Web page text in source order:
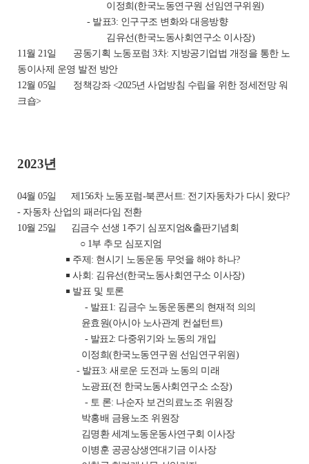
이정희(한국노동연구원 선임연구위원)
- 발표3: 인구구조 변화와 대응방향
김유선(한국노동사회연구소 이사장)
11월 21일 공동기획 노동포럼 3차: 지방공기업법 개정을 통한 노
동이사제 운영 발전 방안
12월 05일 정책강좌 <2025년 사업방침 수립을 위한 정세전망 워
크숍>
2023년
04월 05일 제156차 노동포럼-북콘서트: 전기자동차가 다시 왔다?
- 자동차 산업의 패러다임 전환
10월 25일 김금수 선생 1주기 심포지엄&출판기념회
○ 1부 추모 심포지엄
￭ 주제: 현시기 노동운동 무엇을 해야 하나?
￭ 사회: 김유선(한국노동사회연구소 이사장)
￭ 발표 및 토론
- 발표1: 김금수 노동운동론의 현재적 의의
윤효원(아시아 노사관계 컨설턴트)
- 발표2: 다중위기와 노동의 개입
이정희(한국노동연구원 선임연구위원)
- 발표3: 새로운 도전과 노동의 미래
노광표(전 한국노동사회연구소 소장)
- 토 론: 나순자 보건의료노조 위원장
박홍배 금융노조 위원장
김명환 세계노동운동사연구회 이사장
이병훈 공공상생연대기금 이사장